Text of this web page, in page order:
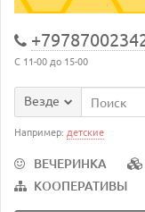
С 11-00 до 15-00
Везде
Например: детские
ВЕЧЕРИНКА
КООПЕРАТИВЫ